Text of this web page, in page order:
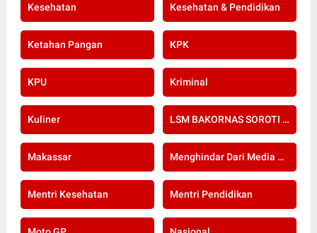
Kesehatan Kesehatan & Pendidikan
Ketahan Pangan KPK
KPU Kriminal
Kuliner LSM BAKORNAS SOROTI RE-SERTIFIKASI KOMPETENSI APOTEKER YANG DI SELENGGARAKAN OLEH KOLEGIUM FARMASI
Makassar Menghindar Dari Media Setelah Terbongkar Kasus Dugaan Gratifikasi Komisioner KPU Kota Bogor
Mentri Kesehatan Mentri Pendidikan